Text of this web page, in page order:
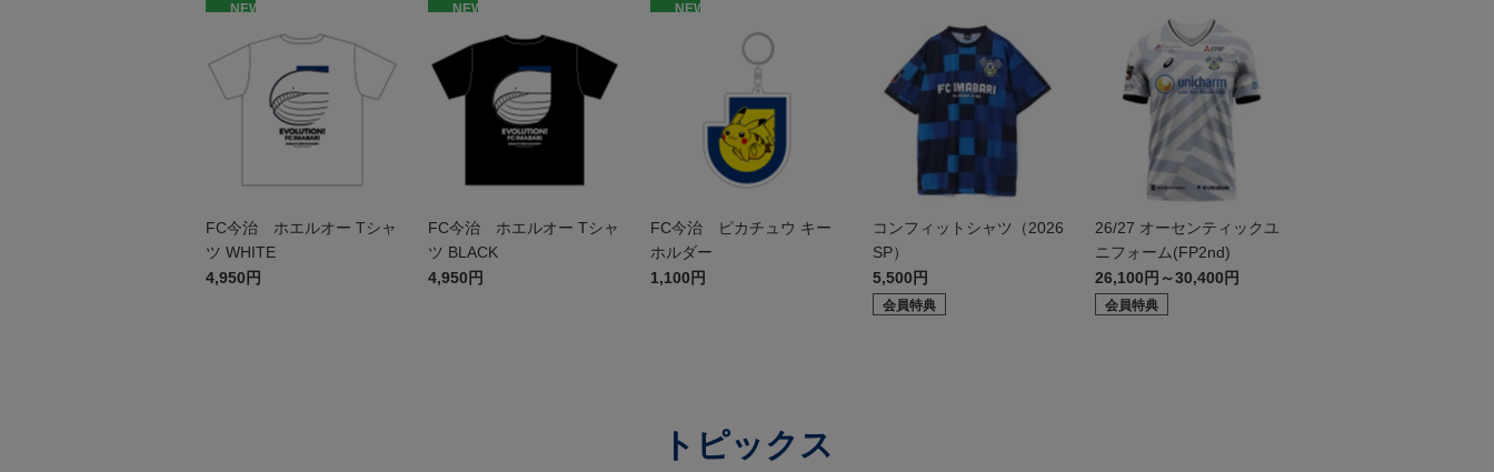
NEW
FC今治 ホエルオー Tシャ
ツ WHITE
4,950円
NEW
FC今治 ホエルオー Tシャ
ツ BLACK
4,950円
NEW
FC今治 ピカチュウ キー
ホルダー
1,100円
コンフィットシャツ（2026
SP）
5,500円
会員特典
26/27 オーセンティックユ
ニフォーム(FP2nd)
26,100円～30,400円
会員特典
トピックス